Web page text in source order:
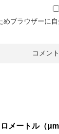
めブラウザーに
メートル（